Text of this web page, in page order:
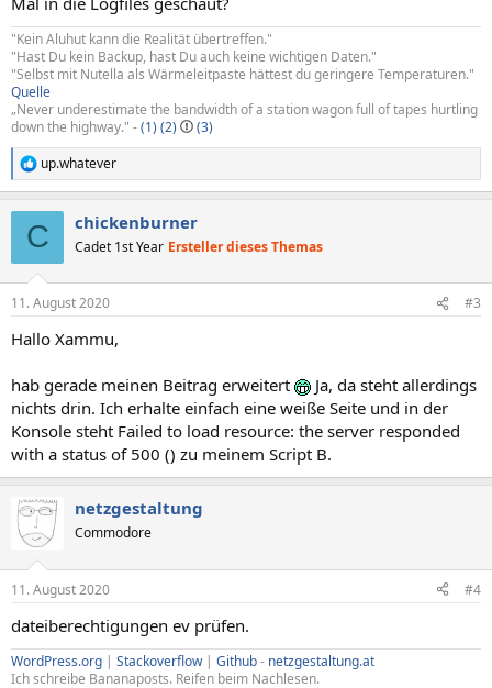
"Kein Aluhut kann die Realität übertreffen."
"Hast Du kein Backup, hast Du auch keine wichtigen Daten."
"Selbst mit Nutella als Wärmeleitpaste hättest du geringere Temperaturen."
Quelle
„Never underestimate the bandwidth of a station wagon full of tapes hurtling
down the highway." -(1) (2) (3)
R
e
e
:
up.whatever
C chickenburner
Cadet 1st Year Ersteller dieses Themas
11. August 2020 #3
Hallo Xammu,
hab gerade meinen Beitrag erweitert
Ja, da steht allerdings
nichts drin. Ich erhalte einfach eine weiße Seite und in der
Konsole steht Failed to load resource: the server responded
with a status of 500 () zu meinem Script B.
netzgestaltung
Commodore
11. August 2020 #4
dateiberechtigungen ev prüfen.
WordPress.org | Stackoverflow| Github- netzgestaltung.at
Ich schreibe Bananaposts. Reifen beim Nachlesen.